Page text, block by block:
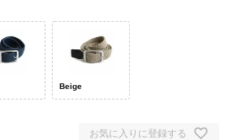
Beige
お気に入りに登録する